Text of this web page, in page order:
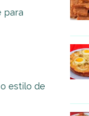
para
estilo de